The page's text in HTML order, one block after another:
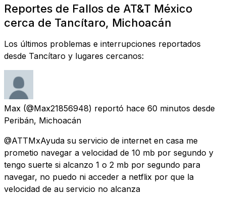
Reportes de Fallos de AT&T México
cerca de Tancítaro, Michoacán
Los últimos problemas e interrupciones reportados
desde Tancítaro y lugares cercanos:
Max (@Max21856948) reportó hace 60 minutos desde
Peribán, Michoacán
@ATTMxAyuda su servicio de internet en casa me
prometio navegar a velocidad de 10 mb por segundo y
tengo suerte si alcanzo 1 o 2 mb por segundo para
navegar, no puedo ni acceder a netflix por que la
velocidad de au servicio no alcanza